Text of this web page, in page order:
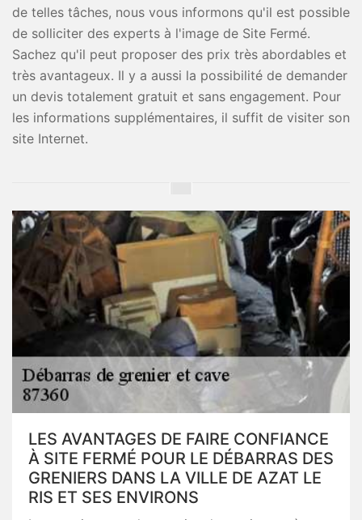
de telles tâches, nous vous informons qu'il est possible
de solliciter des experts à l'image de Site Fermé.
Sachez qu'il peut proposer des prix très abordables et
très avantageux. Il y a aussi la possibilité de demander
un devis totalement gratuit et sans engagement. Pour
les informations supplémentaires, il suffit de visiter son
site Internet.
LES AVANTAGES DE FAIRE CONFIANCE
À SITE FERMÉ POUR LE DÉBARRAS DES
GRENIERS DANS LA VILLE DE AZAT LE
RIS ET SES ENVIRONS